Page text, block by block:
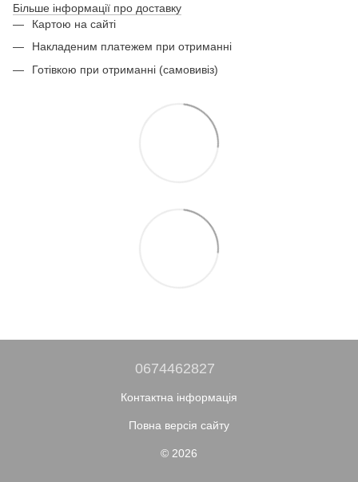
Більше інформації про доставку
Картою на сайті
Накладеним платежем при отриманні
Готівкою при отриманні (самовивіз)
0674462827
Контактна інформація
Повна версія сайту
© 2026